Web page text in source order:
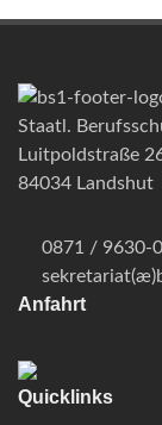
Staatl.
Luitpoldstraße
84034 Landshut
0871 / 9630-0
sekretariat(æ)
Anfahrt
Quicklinks